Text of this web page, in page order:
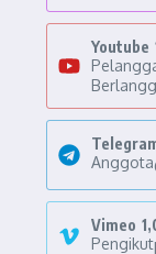
Youtube
Anggota
Vimeo
Pengikut